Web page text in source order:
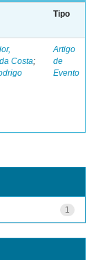
Tipo
Costa;
Artigo
de
Evento
1